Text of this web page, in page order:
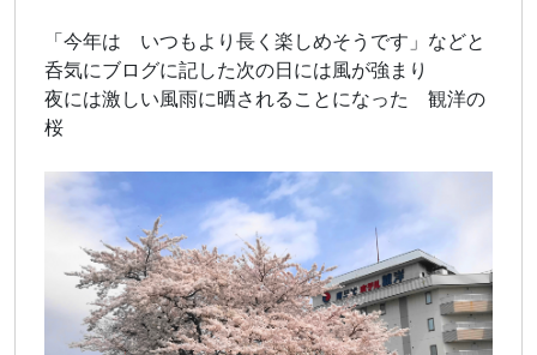
「今年は いつもより長く楽しめそうです」などと
呑気にブログに記した次の日には風が強まり
夜には激しい風雨に晒されることになった 観洋の
桜